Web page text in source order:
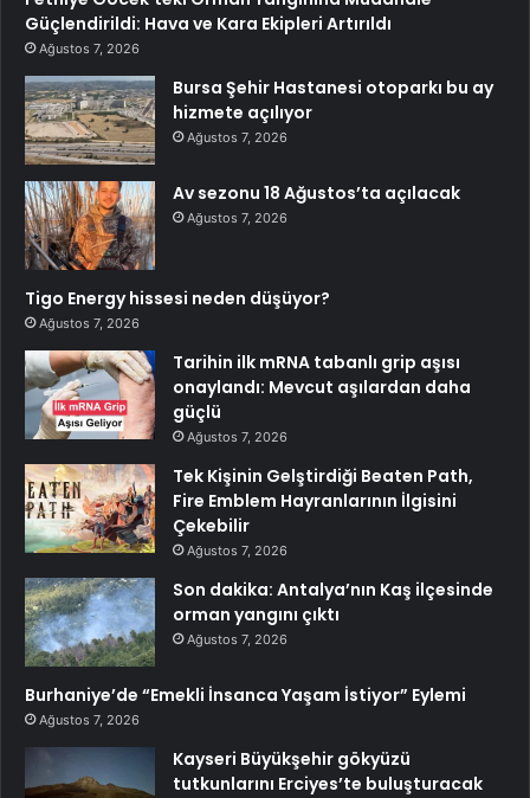
Güçlendirildi: Hava ve Kara Ekipleri Artırıldı
Ağustos 7, 2026
Bursa Şehir Hastanesi otoparkı bu ay
hizmete açılıyor
Ağustos 7, 2026
Av sezonu 18 Ağustos’ta açılacak
Ağustos 7, 2026
Tigo Energy hissesi neden düşüyor?
Ağustos 7, 2026
Tarihin ilk mRNA tabanlı grip aşısı
onaylandı: Mevcut aşılardan daha
güçlü
Ağustos 7, 2026
Tek Kişinin Gelştirdiği Beaten Path,
Fire Emblem Hayranlarının İlgisini
Çekebilir
Ağustos 7, 2026
Son dakika: Antalya’nın Kaş ilçesinde
orman yangını çıktı
Ağustos 7, 2026
Burhaniye’de “Emekli İnsanca Yaşam İstiyor” Eylemi
Ağustos 7, 2026
Kayseri Büyükşehir gökyüzü
tutkunlarını Erciyes’te buluşturacak